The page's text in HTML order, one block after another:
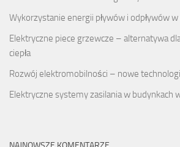
Wykorzystanie energii pływów i odpływów
Elektryczne piece grzewcze – alternatywa
ciepła
Rozwój elektromobilności – nowe
Elektryczne systemy zasilania w budynkach